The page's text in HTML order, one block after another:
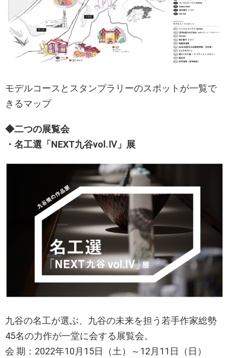
モデルコースとスタンプラリーのスポットが一覧で
きるマップ
◆二つの展覧会
・名工選「NEXT九谷vol.Ⅳ」展
九谷の名工が選ぶ、九谷の未来を担う若手作家総勢
45名の力作が一堂に会する展覧会。
会 期：2022年10月15日（土）～12月11日（日）